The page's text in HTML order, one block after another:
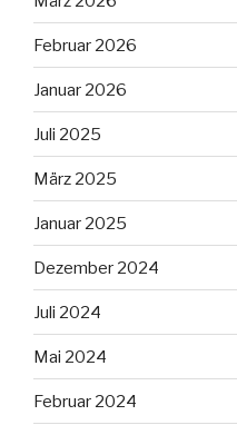
Februar 2026
Januar 2026
Juli 2025
März 2025
Januar 2025
Dezember 2024
Juli 2024
Mai 2024
Februar 2024